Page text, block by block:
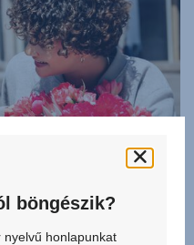
böngészik?
honlapunkat